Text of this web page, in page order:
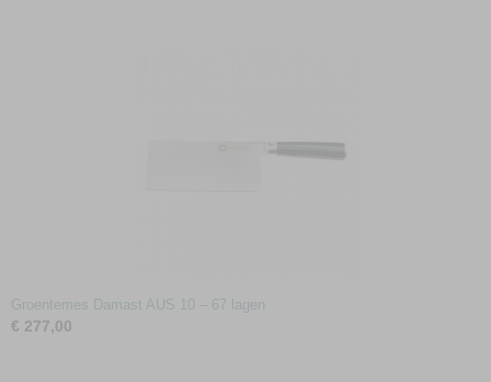
Groentemes Damast AUS 10 – 67 lagen
€ 277,00